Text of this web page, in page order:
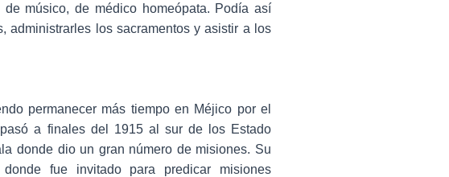
músico, de médico homeópata. Podía así
administrarles los sacramentos y asistir a los
permanecer más tiempo en Méjico por el
a finales del 1915 al sur de los Estado
donde dio un gran número de misiones. Su
fue invitado para predicar misiones